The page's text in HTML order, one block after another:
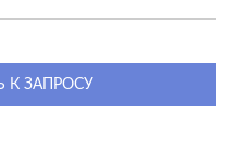
К ЗАПРОСУ